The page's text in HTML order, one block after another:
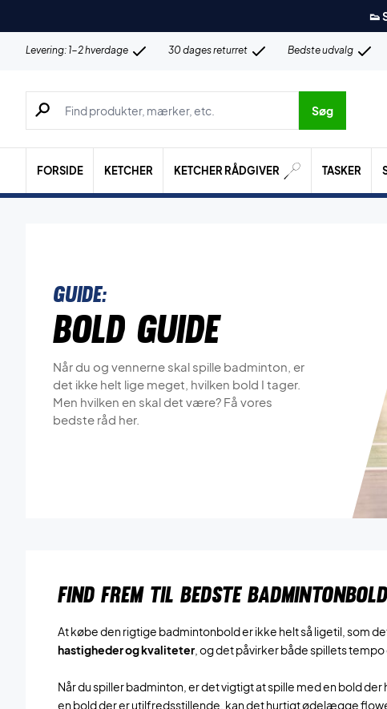
👟
Levering: 1-2 hverdage 30 dages returret Bedste udvalg
Søg efter produkter, mærker etc.
Søg
FORSIDE KETCHER KETCHER RÅDGIVER TASKER
Guide:
Bold guide
Når du og vennerne skal spille badminton, er
det ikke helt lige meget, hvilken bold I tager.
Men hvilken en skal det være? Få vores
bedste råd her.
FIND FREM TIL BEDSTE
At købe den rigtige badmintonbold er ikke helt så ligetil, som
hastigheder og kvaliteter , og det påvirker både spillets
Når du spiller badminton, er det vigtigt at spille med en bold
en bold der er utilfredsstillende, kan det hurtigt ødelægge